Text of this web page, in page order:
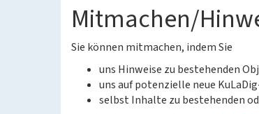
Mitmachen/
Sie können mitmachen, indem Sie
uns Hinweise zu bestehenden
uns auf potenzielle neue
selbst Inhalte zu bestehenden